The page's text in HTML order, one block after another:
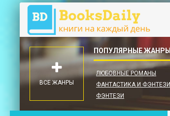
ЛЮБОВНЫЕ РОМАНЫ
ФАНТАСТИКА И ФЭНТЕЗИ
ФЭНТЕЗИ
ВСЕ ЖАНРЫ